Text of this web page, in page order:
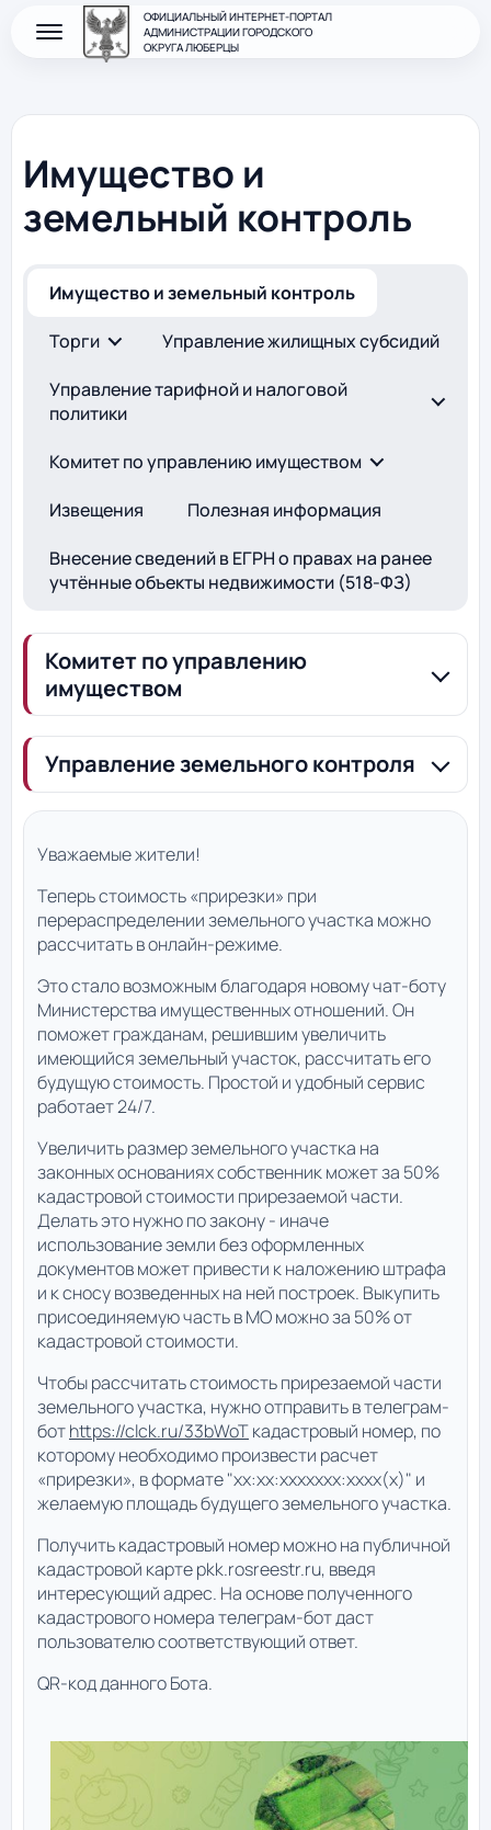
ОФИЦИАЛЬНЫЙ ИНТЕРНЕТ-ПОРТАЛ
АДМИНИСТРАЦИИ ГОРОДСКОГО
ОКРУГА ЛЮБЕРЦЫ
Имущество и
земельный контроль
Имущество и земельный контроль
Торги
Управление жилищных субсидий
Управление тарифной и налоговой
политики
Комитет по управлению имуществом
Извещения
Полезная информация
Внесение сведений в ЕГРН о правах на ранее
учтённые объекты недвижимости (518-ФЗ)
Комитет по управлению
имуществом
Управление земельного контроля
Уважаемые жители!
Теперь стоимость «прирезки» при
перераспределении земельного участка можно
рассчитать в онлайн-режиме.
Это стало возможным благодаря новому чат-боту
Министерства имущественных отношений. Он
поможет гражданам, решившим увеличить
имеющийся земельный участок, рассчитать его
будущую стоимость. Простой и удобный сервис
работает 24/7.
Увеличить размер земельного участка на
законных основаниях собственник может за 50%
кадастровой стоимости прирезаемой части.
Делать это нужно по закону - иначе
использование земли без оформленных
документов может привести к наложению штрафа
и к сносу возведенных на ней построек. Выкупить
присоединяемую часть в МО можно за 50% от
кадастровой стоимости.
Чтобы рассчитать стоимость прирезаемой части
земельного участка, нужно отправить в телеграм-
ботhttps://clck.ru/33bWoTкадастровый номер, по
которому необходимо произвести расчет
«прирезки», в формате "xx:xx:xxxxxxx:xxxx(x)" и
желаемую площадь будущего земельного участка.
Получить кадастровый номер можно на публичной
кадастровой карте pkk.rosreestr.ru, введя
интересующий адрес. На основе полученного
кадастрового номера телеграм-бот даст
пользователю соответствующий ответ.
QR-код данного Бота.